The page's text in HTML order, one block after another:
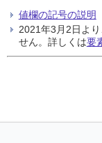
14.7
23
1 15.0
24
2 14.8
14.7
23
1 15.0
24
2 14.8
14.7
23
1 15.0
24
2 14.8
14.7
23
1 15.0
24
2 14.8
値欄の記号の説明
2021年3月2日よ
せん。詳しくは要